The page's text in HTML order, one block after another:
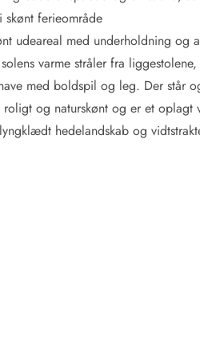
skønt ferieområde
udeareal med underholdning
varme stråler fra
med boldspil og leg. Der står
roligt og naturskønt og er et
hedelandskab og